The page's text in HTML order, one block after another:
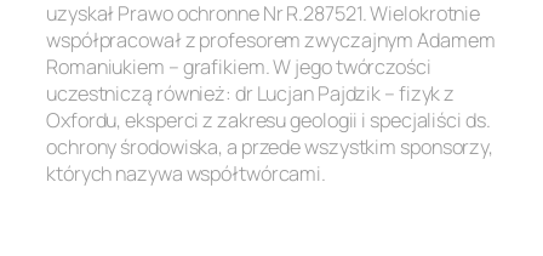
uzyskał Prawo ochronne Nr R.287521. Wielokrotnie
współpracował z profesorem zwyczajnym Adamem
Romaniukiem – grafikiem. W jego twórczości
uczestniczą również: dr Lucjan Pajdzik – fizyk z
Oxfordu, eksperci z zakresu geologii i specjaliści ds.
ochrony środowiska, a przede wszystkim sponsorzy,
których nazywa współtwórcami.